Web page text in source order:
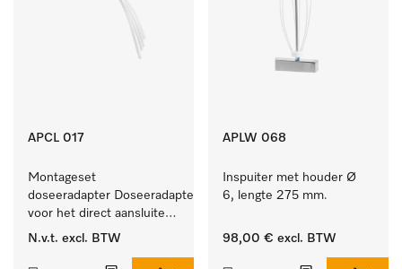
APCL 017
Montageset
doseeradapter Doseeradapterset
voor het direct aansluiten
van doseerpompen.
N.v.t. excl. BTW
APLW 068
Inspuiter met houder Ø
6, lengte 275 mm.
98,00 € excl. BTW